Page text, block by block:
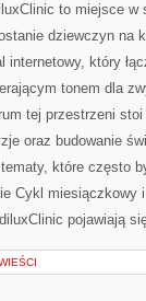
to miejsce
dziewczyn na
internetowy, który
tonem dla
tej przestrzeni
oraz budowanie
które często
Cykl miesiączkowy
pojawiają